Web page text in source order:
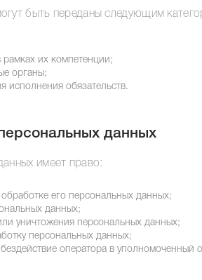
быть переданы следующим
рамках их компетенции;
органы;
исполнения обязательств.
данных
имеет право:
его персональных данных;
данных;
уничтожения персональных данных;
персональных данных;
оператора в